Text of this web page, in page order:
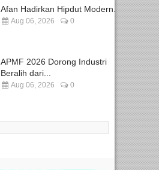
Afan Hadirkan Hipdut Modern...
Aug 06, 2026 0
APMF 2026 Dorong Industri
Beralih dari...
Aug 06, 2026 0